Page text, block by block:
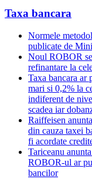
Taxa bancara
Normele
publicate de
Noul ROBOR
refinantare la
Taxa bancara ar
mari si 0,2% la
indiferent de
scadea iar
Raiffeisen
din cauza taxei
fi acordate
Tariceanu
ROBOR-ul ar
bancilor